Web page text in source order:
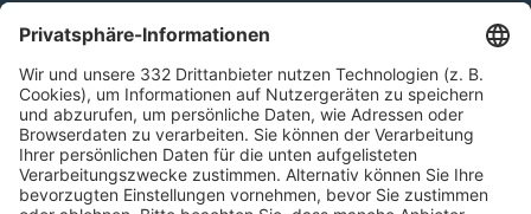
Kontakt
HÄUFIG BESUCHTE SEITEN
Pässe und Vereinswechsel
Trainerausbildung
Schulungsangebot Vereinsmitarbeiter